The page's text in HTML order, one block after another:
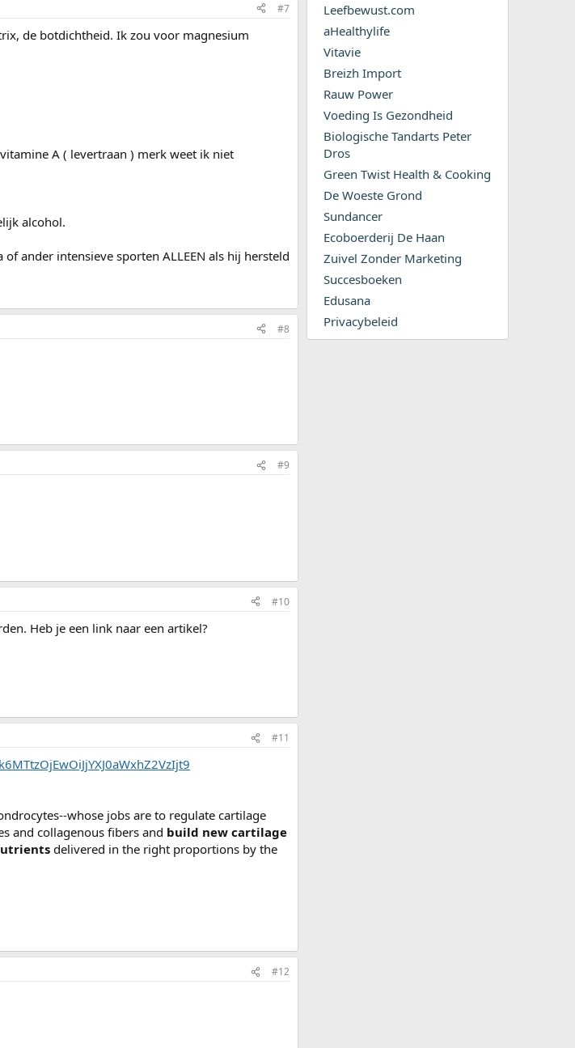
#7
de botdichtheid. Ik zou voor magnesium
A ( levertraan ) merk weet ik niet
alcohol.
ander intensieve sporten ALLEEN als hij hersteld
#8
#9
#10
Heb je een link naar een artikel?
#11
whose jobs are to regulate cartilage
and collagenous fibers and build new cartilage
delivered in the right proportions by the
#12
Leefbewust.com
aHealthylife
Vitavie
Breizh Import
Rauw Power
Voeding Is Gezondheid
Biologische Tandarts Peter
Dros
Green Twist Health & Cooking
De Woeste Grond
Sundancer
Ecoboerderij De Haan
Zuivel Zonder Marketing
Succesboeken
Edusana
Privacybeleid